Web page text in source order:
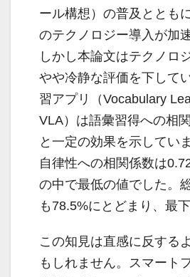
ール構想）の普及ととも
のテクノロジー導入が加
しかし本論文はテクノロ
やや冷静な評価を下して
習アプリ（Vocabulary
VLA）は語彙習得への相
と一定の効果を示してい
自律性への相関係数は
の中で最低の値でした。
も78.5%にとどまり、最下
この知見は直感に反する
もしれません。スマート